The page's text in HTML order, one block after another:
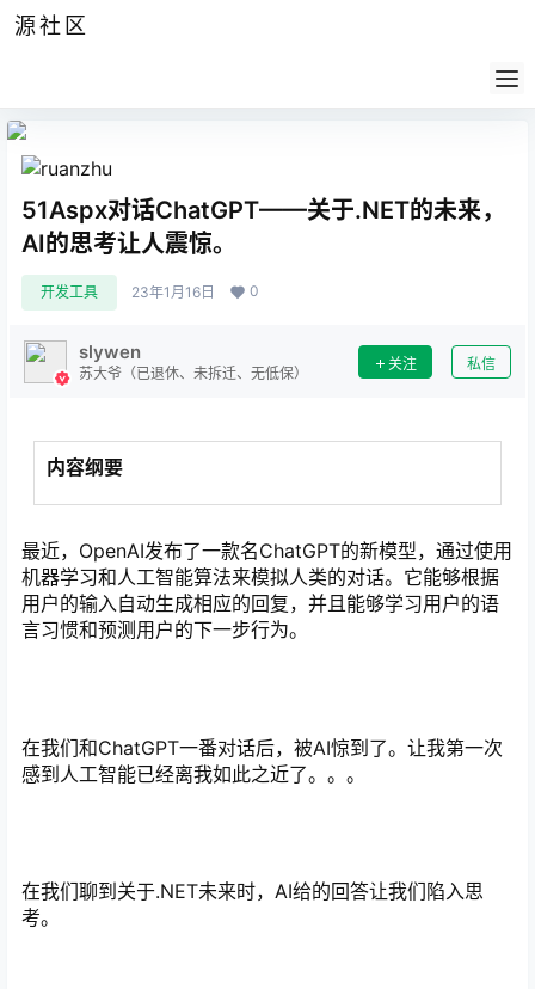
源社区
51Aspx对话ChatGPT——关于.NET的未来，
AI的思考让人震惊。
开发工具 23年1月16日 0
slywen
苏大爷（已退休、未拆迁、无低保）
关注 私信
内容纲要
最近，OpenAI发布了一款名ChatGPT的新模型，通过使用
机器学习和人工智能算法来模拟人类的对话。它能够根据
用户的输入自动生成相应的回复，并且能够学习用户的语
言习惯和预测用户的下一步行为。
在我们和ChatGPT一番对话后，被AI惊到了。让我第一次
感到人工智能已经离我如此之近了。。。
在我们聊到关于.NET未来时，AI给的回答让我们陷入思
考。